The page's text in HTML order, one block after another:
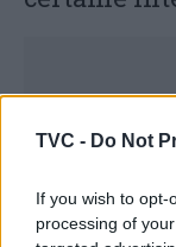
TVC - Do Not
If you wish to
processing of